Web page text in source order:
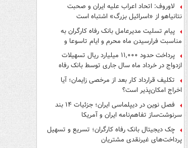
لاوروف: اتحاد اعراب علیه ایران و صحبت
نتانیاهو از «اسرائیل بزرگ» اشتباه است
پیام تسلیت مدیرعامل بانک رفاه کارگران به
مناسبت فرارسیدن ماه محرم و ایام تاسوعا و
عاشورای حسینی
پرداخت حدود ۱۱,۰۰۰ میلیارد ریال تسهیلات
ازدواج در خرداد ماه سال جاری توسط بانک رفاه
کارگران
تکلیف قرارداد کار بعد از مرخصی زایمان؛ آیا
اخراج امکان‌پذیر است؟
فصل نوین در دیپلماسی ایران؛ جزئیات ۱۴ بند
سرنوشت‌ساز تفاهم‌نامه ایران و آمریکا
چک دیجیتال بانک رفاه کارگران؛ تسریع و تسهیل
پرداخت‌های غیرنقدی مشتریان